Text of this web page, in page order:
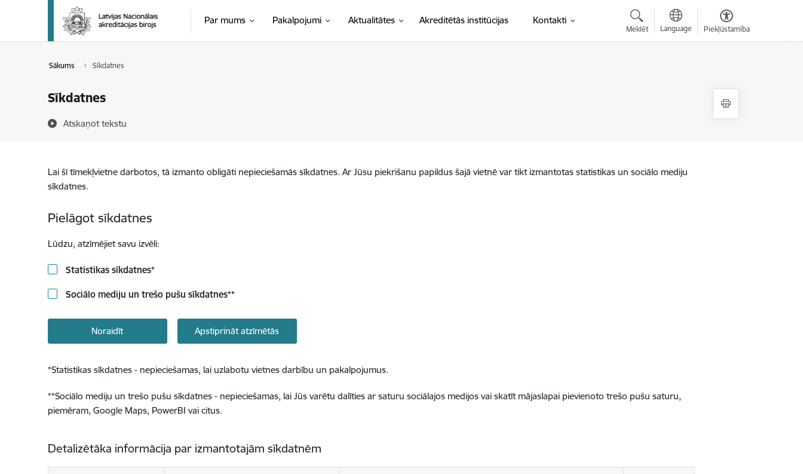
Pāriet uz lapas saturu
Par mums Pakalpojumi Aktualitātes Akreditētās institūcijas Kontakti
Meklēt Language Piekļūstamība
Sākums Sīkdatnes
Sīkdatnes
Atskaņot tekstu
Lai šī tīmekļvietne darbotos, tā izmanto obligāti nepieciešamās sīkdatnes. Ar Jūsu piekrišanu papildus šajā vietnē var tikt izmantotas statistikas un sociālo mediju
sīkdatnes.
Pielāgot sīkdatnes
Lūdzu, atzīmējiet savu izvēli:
Statistikas sīkdatnes*
Sociālo mediju un trešo pušu sīkdatnes**
Noraidīt Apstiprināt atzīmētās
*Statistikas sīkdatnes - nepieciešamas, lai uzlabotu vietnes darbību un pakalpojumus.
**Sociālo mediju un trešo pušu sīkdatnes - nepieciešamas, lai Jūs varētu dalīties ar saturu sociālajos medijos vai skatīt mājaslapai pievienoto trešo pušu saturu,
piemēram, Google Maps, PowerBI vai citus.
Detalizētāka informācija par izmantotajām sīkdatnēm